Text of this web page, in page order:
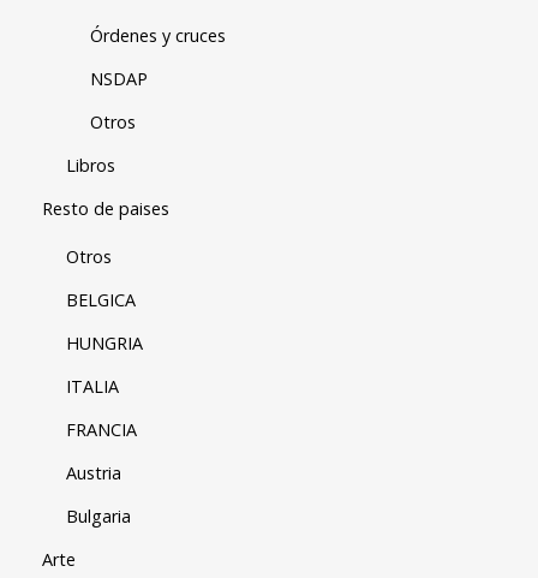
Órdenes y cruces
NSDAP
Otros
Libros
Resto de paises
Otros
BELGICA
HUNGRIA
ITALIA
FRANCIA
Austria
Bulgaria
Arte